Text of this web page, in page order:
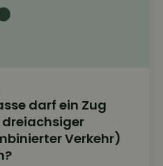
darf ein Zug
dreiachsiger
Verkehr)